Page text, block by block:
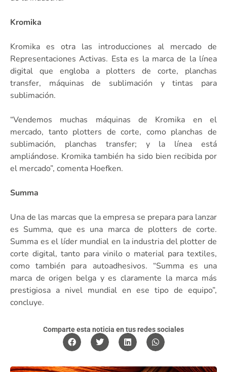
Kromika
Kromika es otra las introducciones al mercado de
Representaciones Activas. Esta es la marca de la línea
digital que engloba a plotters de corte, planchas
transfer, máquinas de sublimación y tintas para
sublimación.
“Vendemos muchas máquinas de Kromika en el
mercado, tanto plotters de corte, como planchas de
sublimación, planchas transfer; y la línea está
ampliándose. Kromika también ha sido bien recibida por
el mercado”, comenta Hoefken.
Summa
Una de las marcas que la empresa se prepara para lanzar
es Summa, que es una marca de plotters de corte.
Summa es el líder mundial en la industria del plotter de
corte digital, tanto para vinilo o material para textiles,
como también para autoadhesivos. “Summa es una
marca de origen belga y es claramente la marca más
prestigiosa a nivel mundial en ese tipo de equipo”,
concluye.
Comparte esta noticia en tus redes sociales